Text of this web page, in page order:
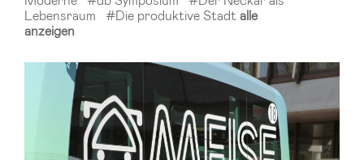
#Mobilität
Lebensraum
#Die produktive Stadt alle
anzeigen